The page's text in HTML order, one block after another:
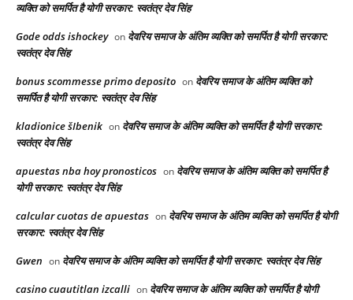
व्यक्ति को समर्पित है योगी सरकार: स्वतंत्र देव सिंह
Gode odds ishockey on देवरिय समाज के अंतिम व्यक्ति को समर्पित है योगी सरकार:
स्वतंत्र देव सिंह
bonus scommesse primo deposito on देवरिय समाज के अंतिम व्यक्ति को
समर्पित है योगी सरकार: स्वतंत्र देव सिंह
kladionice šIbenik on देवरिय समाज के अंतिम व्यक्ति को समर्पित है योगी सरकार:
स्वतंत्र देव सिंह
apuestas nba hoy pronosticos on देवरिय समाज के अंतिम व्यक्ति को समर्पित है
योगी सरकार: स्वतंत्र देव सिंह
calcular cuotas de apuestas on देवरिय समाज के अंतिम व्यक्ति को समर्पित है योगी
सरकार: स्वतंत्र देव सिंह
Gwen on देवरिय समाज के अंतिम व्यक्ति को समर्पित है योगी सरकार: स्वतंत्र देव सिंह
casino cuautitlan izcalli on देवरिय समाज के अंतिम व्यक्ति को समर्पित है योगी